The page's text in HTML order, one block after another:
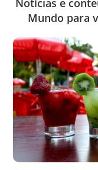
Notícias e
Mundo para